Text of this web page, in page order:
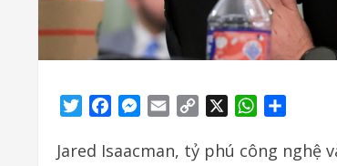
TwitterFacebookMessenger
Email
Copy
WhatsApp
Jared Isaacman, tỷ phú công